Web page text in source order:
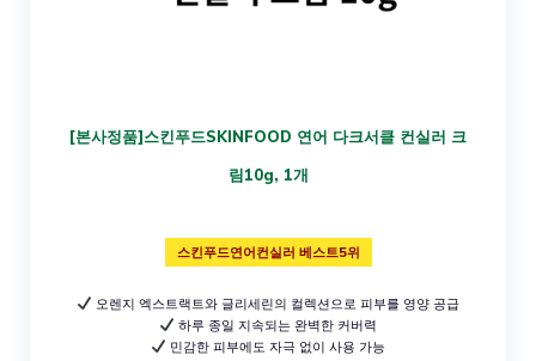
[본사정품]스킨푸드SKINFOOD 연어 다크서클 컨실러 크
림10g, 1개
스킨푸드연어컨실러 베스트5위
오렌지 엑스트랙트와 글리세린의 컬렉션으로 피부를 영양 공급
하루 종일 지속되는 완벽한 커버력
민감한 피부에도 자극 없이 사용 가능